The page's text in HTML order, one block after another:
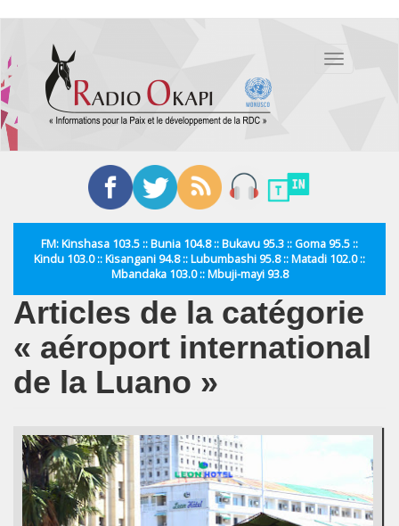
contenu
principal
Toggle
FM: Kinshasa 103.5 :: Bunia 104.8 :: Bukavu 95.3 :: Goma 95.5 ::
Kindu 103.0 :: Kisangani 94.8 :: Lubumbashi 95.8 :: Matadi 102.0 ::
Mbandaka 103.0 :: Mbuji-mayi 93.8
Articles de la catégorie
« aéroport international
de la Luano »